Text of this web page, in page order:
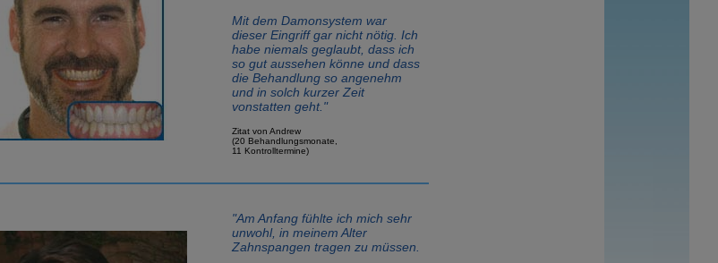
Mit dem Damonsystem war
dieser Eingriff gar nicht nötig. Ich
habe niemals geglaubt, dass ich
so gut aussehen könne und dass
die Behandlung so angenehm
und in solch kurzer Zeit
vonstatten geht."
Zitat von Andrew
(20 Behandlungsmonate,
11 Kontrolltermine)
"Am Anfang fühlte ich mich sehr
unwohl, in meinem Alter
Zahnspangen tragen zu müssen.